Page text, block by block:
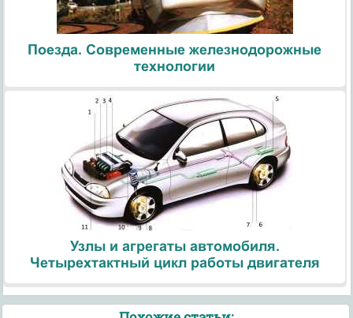
Поезда. Современные железнодорожные
технологии
Узлы и агрегаты автомобиля.
Четырехтактный цикл работы двигателя